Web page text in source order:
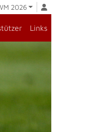
2026
Links